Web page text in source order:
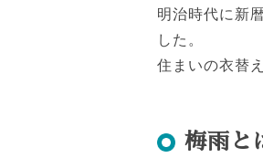
明治時代に新
した。
住まいの衣替
梅雨と